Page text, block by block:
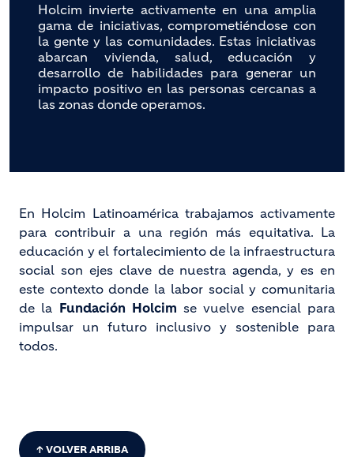
Holcim invierte activamente en una amplia
gama de iniciativas, comprometiéndose con
la gente y las comunidades. Estas iniciativas
abarcan vivienda, salud, educación y
desarrollo de habilidades para generar un
impacto positivo en las personas cercanas a
las zonas donde operamos.
En Holcim Latinoamérica trabajamos activamente
para contribuir a una región más equitativa. La
educación y el fortalecimiento de la infraestructura
social son ejes clave de nuestra agenda, y es en
este contexto donde la labor social y comunitaria
de la Fundación Holcim se vuelve esencial para
impulsar un futuro inclusivo y sostenible para
todos.
↑ VOLVER ARRIBA